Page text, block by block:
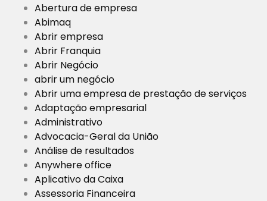
Abertura de empresa
Abimaq
Abrir empresa
Abrir Franquia
Abrir Negócio
abrir um negócio
Abrir uma empresa de prestação de serviços
Adaptação empresarial
Administrativo
Advocacia-Geral da União
Análise de resultados
Anywhere office
Aplicativo da Caixa
Assessoria Financeira